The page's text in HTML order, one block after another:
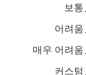
보통
어려움
매우 어려움
커스텀